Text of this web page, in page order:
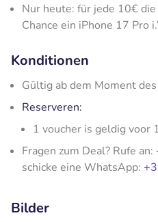
Nur heute: für jede 10€
Chance ein iPhone 17 Pro
Konditionen
Gültig ab dem Moment
Reserveren:
1 voucher is geldig voor
Fragen zum Deal? Rufe an:
schicke eine WhatsApp:
Bilder